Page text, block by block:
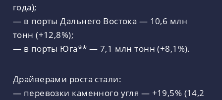
года);
— в порты Дальнего Востока — 10,6 млн
тонн (+12,8%);
— в порты Юга** — 7,1 млн тонн (+8,1%).
Драйверами роста стали:
— перевозки каменного угля — +19,5% (14,2